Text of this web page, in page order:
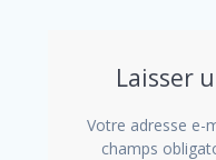
Laisser
Votre adresse e-
champs